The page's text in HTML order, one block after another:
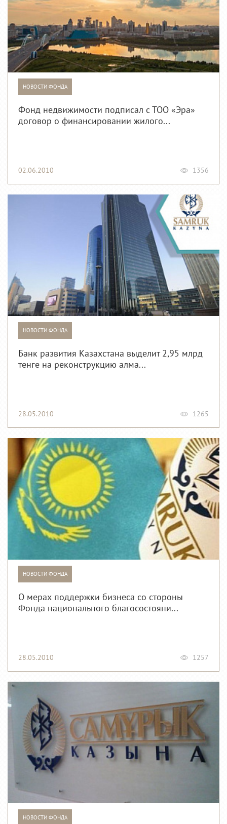
НОВОСТИ ФОНДА
Фонд недвижимости подписал с ТОО «Эра»
договор о финансировании жилого...
02.06.2010 1356
НОВОСТИ ФОНДА
Банк развития Казахстана выделит 2,95 млрд
тенге на реконструкцию алма...
28.05.2010 1265
НОВОСТИ ФОНДА
О мерах поддержки бизнеса со стороны
Фонда национального благосостояни...
28.05.2010 1257
НОВОСТИ ФОНДА